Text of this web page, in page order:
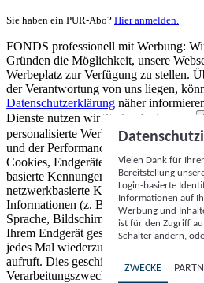
Sie haben ein PUR-Abo? Hier anmelden.
FONDS professionell mit Werbung:
Gründen die Möglichkeit, unsere
Werbeplatz zur Verfügung zu stellen.
der Verantwortung von uns liegen,
Datenschutzerklärung näher
Dienste nutzen wir Technologien von
personalisierte Werbung und Inhalte,
und der Performance von Inhalten
Cookies, Endgeräte- oder ähnliche
basierte Kennungen, zufällig
netzwerkbasierte Kennungen) können
Informationen (z. B. Browsertyp und
Sprache, Bildschirmgröße,
Ihrem Endgerät gespeichert oder von
jedes Mal wiederzuerkennen, wenn es
aufruft. Dies geschieht für einen oder
Verarbeitungszwecke.
Vielen Dank für
Bereitstellung
Login-basierte
Informationen auf
Werbung und
ist für den Zugriff
Schalter ändern,
ZWECKE